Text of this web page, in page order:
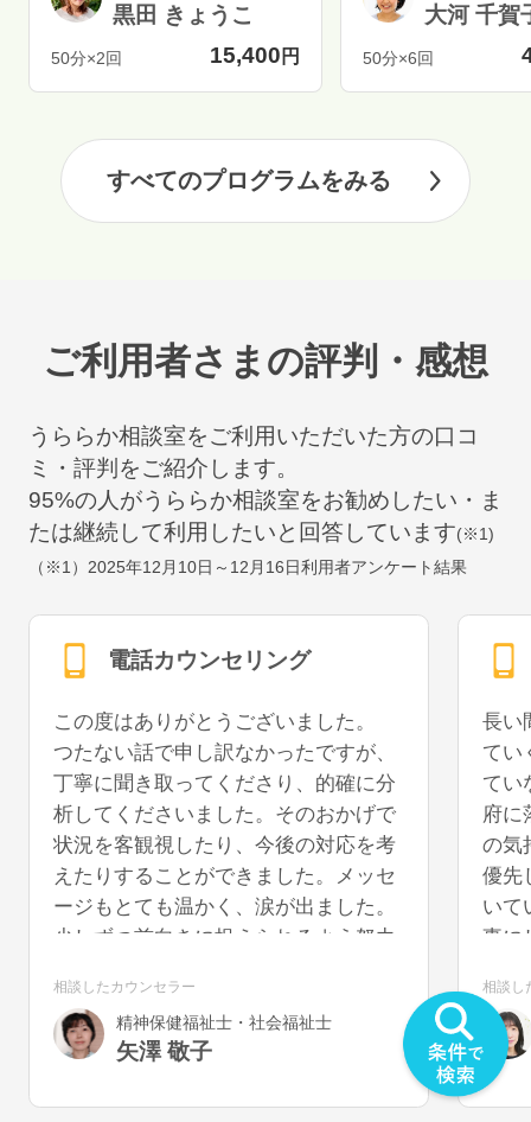
黒田 きょうこ
50分×2回 15,400 円
大河 千賀
50分×6回
すべてのプログラムをみる
ご利用者さまの評判・感想
うららか相談室をご利用いただいた方の口コ
ミ・評判をご紹介します。
95%の人がうららか相談室をお勧めしたい・ま
たは継続して利用したいと回答しています(※1)
（※1） 2025年12月10日～12月16日利用者アンケート結果
電話カウンセリング
この度はありがとうございました。
つたない話で申し訳なかったですが、
丁寧に聞き取ってくださり、的確に分
析してくださいました。そのおかげで
状況を客観視したり、今後の対応を考
えたりすることができました。メッセ
ージもとても温かく、涙が出ました。
少しずつ前向きに捉えられるよう努力
あれば、再度お話を聞いていただける
と幸いです。
相談したカウンセラー
精神保健福祉士・社会福祉士
矢澤 敬子
長い
てい
てい
府に
の気
優先
いて
事に
を切
気
うで
相談し